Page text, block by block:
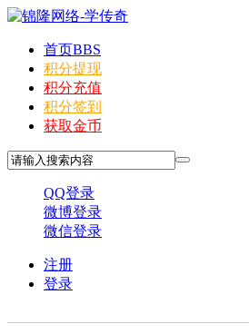
首页BBS
积分提现
积分充值
积分签到
获取金币
QQ登录
微博登录
微信登录
注册
登录